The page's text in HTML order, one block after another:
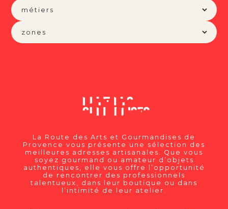
La Route des Arts et Gourmandises de
Provence vous présente une sélection des
meilleures adresses artisanales. Que vous
soyez gourmand ou amateur d’objets
authentiques, elle vous offre l’opportunité
de rencontrer des professionnels
talentueux, dans leur boutique ou dans
l’intimité de leur atelier.